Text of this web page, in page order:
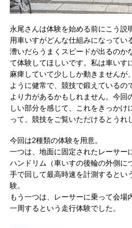
永尾さんは体験を始める前にこう説
用車いすがどんな仕組みになってい
漕いだらうまくスピードが出るのか
て体験してほしいです。私は車いす
麻痺していて少ししか動きませんが
ように健常で、競技で鍛えているの
より力があるかもしれません。今回
しい部分を感じて、これをきっかけ
って、競技をご覧いただけるとうれ
今回は2種類の体験を用意。
一つは、地面に固定されたレーサー
ハンドリム（車いすの後輪の外側に
手で回して最高時速を計測するとい
験。
もう一つは、レーサーに乗って会場
一周するという走行体験でした。